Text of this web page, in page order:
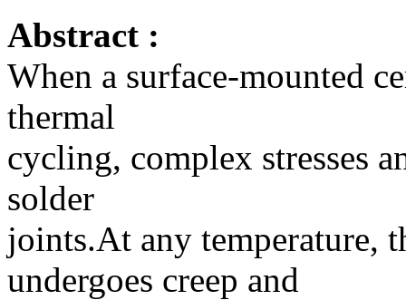
Abstract :
When a surface-mounted
thermal
cycling, complex stresses
solder
joints.At any temperature,
undergoes creep and